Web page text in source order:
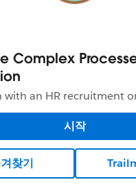
Complex
with an HR recruitment
시작
찾기